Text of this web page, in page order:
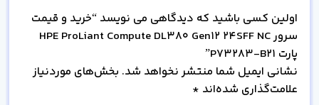
اولین کسی باشید که دیدگاهی می نویسد “خرید و قیمت
سرور HPE ProLiant Compute DL380 Gen12 24SFF NC
پارت P73283-B21”
نشانی ایمیل شما منتشر نخواهد شد. بخش‌های موردنیاز
علامت‌گذاری شده‌اند *